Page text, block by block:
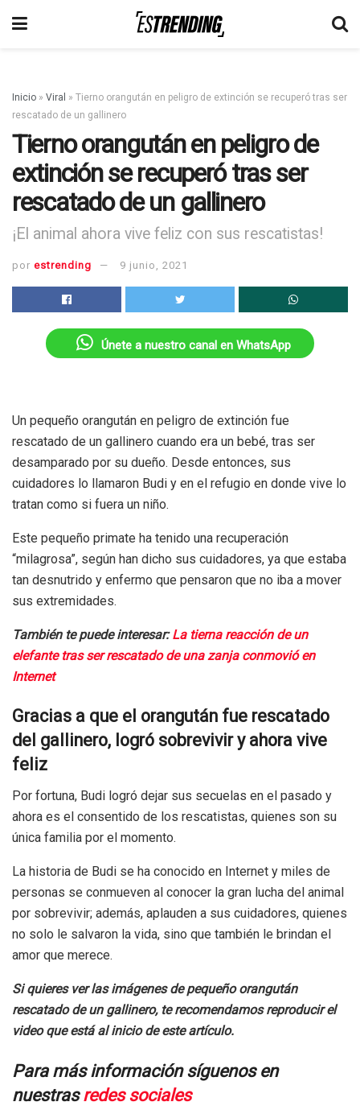
Inicio » Viral » Tierno orangután en peligro de extinción se recuperó tras ser
rescatado de un gallinero
Tierno orangután en peligro de
extinción se recuperó tras ser
rescatado de un gallinero
¡El animal ahora vive feliz con sus rescatistas!
por estrending 9 junio, 2021
Únete a nuestro canal en WhatsApp
Un pequeño orangután en peligro de extinción fue
rescatado de un gallinero cuando era un bebé, tras ser
desamparado por su dueño. Desde entonces, sus
cuidadores lo llamaron Budi y en el refugio en donde vive lo
tratan como si fuera un niño.
Este pequeño primate ha tenido una recuperación
“milagrosa”, según han dicho sus cuidadores, ya que estaba
tan desnutrido y enfermo que pensaron que no iba a mover
sus extremidades.
También te puede interesar:La tierna reacción de un
elefante tras ser rescatado de una zanja conmovió en
Internet
Gracias a que el orangután fue rescatado
del gallinero, logró sobrevivir y ahora vive
feliz
Por fortuna, Budi logró dejar sus secuelas en el pasado y
ahora es el consentido de los rescatistas, quienes son su
única familia por el momento.
La historia de Budi se ha conocido en Internet y miles de
personas se conmueven al conocer la gran lucha del animal
por sobrevivir; además, aplauden a sus cuidadores, quienes
no solo le salvaron la vida, sino que también le brindan el
amor que merece.
Si quieres ver las imágenes de pequeño orangután
rescatado de un gallinero, te recomendamos reproducir el
video que está al inicio de este artículo.
Para más información síguenos en
nuestrasredes sociales